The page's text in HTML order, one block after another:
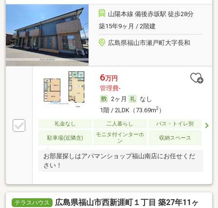
山陽本線 備後赤坂駅 徒歩28分
築15年9ヶ月 / 2階建
広島県福山市瀬戸町大字長和
6万円
管理費-
2ヶ月
なし
1階 / 2LDK（73.69m2）
礼金なし 二人暮らし バス・トイレ別
駐車場(近隣含)
モニタ付インターホ
ン
収納スペース
お部屋探しはアパマンショップ福山南店にお任せくだ
さい！
テラスハウス
広島県福山市西新涯町１丁目 築27年11ヶ